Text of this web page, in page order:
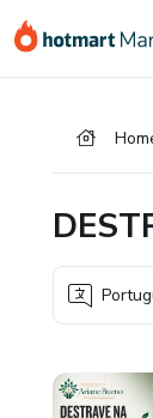
para
para
para